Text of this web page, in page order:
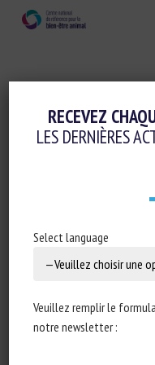
L’EFFET DU
Type de document :
Bien-être animal
RECEVEZ
LES DERNIÈRES
Select language
Veuillez remplir le
notre newsletter :